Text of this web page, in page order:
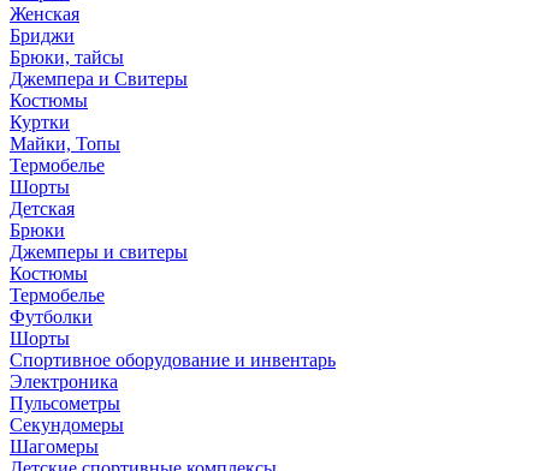
Женская
Бриджи
Брюки, тайсы
Джемпера и Свитеры
Костюмы
Куртки
Майки, Топы
Термобелье
Шорты
Детская
Брюки
Джемперы и свитеры
Костюмы
Термобелье
Футболки
Шорты
Спортивное оборудование и инвентарь
Электроника
Пульсометры
Секундомеры
Шагомеры